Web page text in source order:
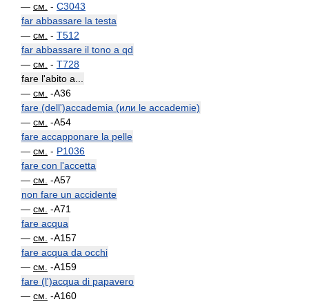
— см. - C3043
far abbassare la testa
— см. - T512
far abbassare il tono a qd
— см. - T728
fare l'abito a...
— см. -A36
fare (dell')accademia (или le accademie)
— см. -A54
fare accapponare la pelle
— см. - P1036
fare con l'accetta
— см. -A57
non fare un accidente
— см. -A71
fare acqua
— см. -A157
fare acqua da occhi
— см. -A159
fare (l')acqua di papavero
— см. -A160